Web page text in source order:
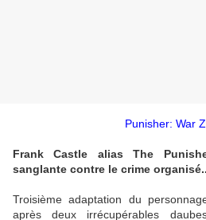
Punisher: War
Frank Castle alias The
sanglante contre le crime
Troisième adaptation du
après deux irrécupérables